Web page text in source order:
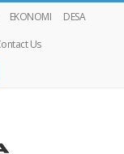
EKONOMI
DESA
Us